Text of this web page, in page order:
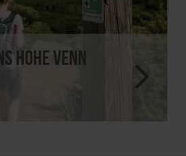
Hohe Venn